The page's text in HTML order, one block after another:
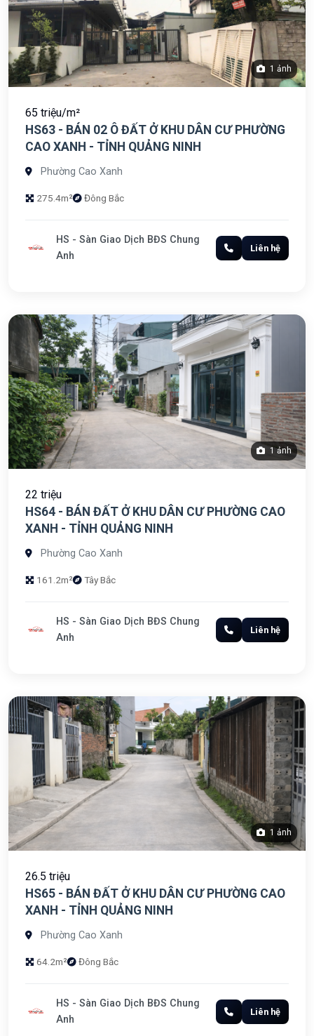
1 ảnh
65 triệu/m²
HS63 - BÁN 02 Ô ĐẤT Ở KHU DÂN CƯ PHƯỜNG
CAO XANH - TỈNH QUẢNG NINH
Phường Cao Xanh
275.4m² Đông Bắc
HS - Sàn Giao Dịch BĐS Chung
Anh
Liên hệ
1 ảnh
22 triệu
HS64 - BÁN ĐẤT Ở KHU DÂN CƯ PHƯỜNG CAO
XANH - TỈNH QUẢNG NINH
Phường Cao Xanh
161.2m² Tây Bắc
HS - Sàn Giao Dịch BĐS Chung
Anh
Liên hệ
1 ảnh
26.5 triệu
HS65 - BÁN ĐẤT Ở KHU DÂN CƯ PHƯỜNG CAO
XANH - TỈNH QUẢNG NINH
Phường Cao Xanh
64.2m² Đông Bắc
HS - Sàn Giao Dịch BĐS Chung
Anh
Liên hệ